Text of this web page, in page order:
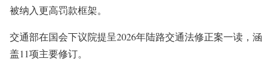
被纳入更高罚款框架。
交通部在国会下议院提呈2026年陆路交通法修正案一读，涵
盖11项主要修订。